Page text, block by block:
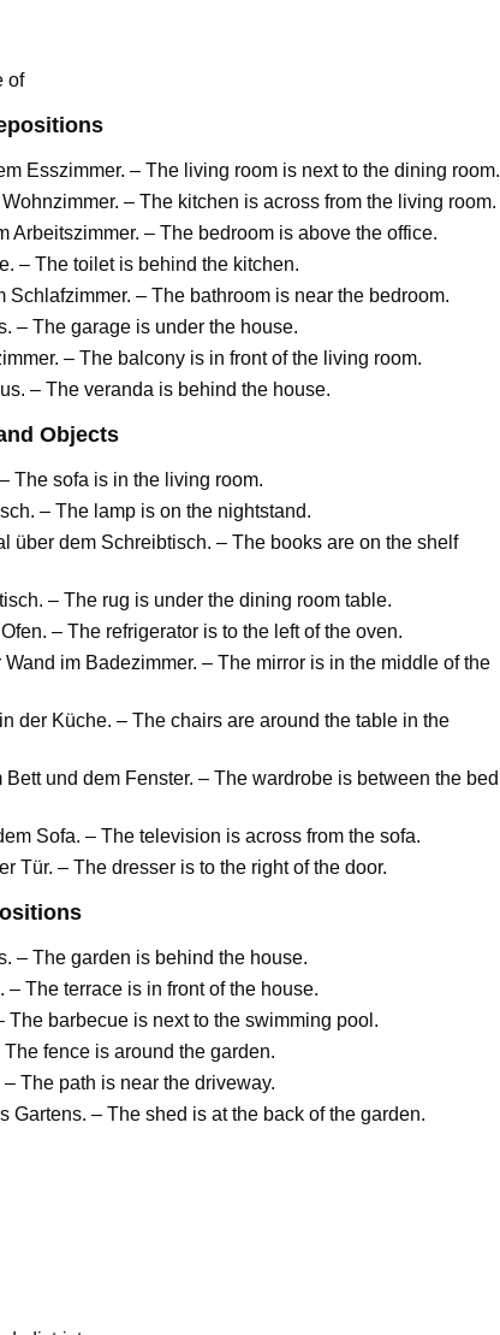
of
Esszimmer. – The living room is next to the dining room.
– The kitchen is across from the living room.
Arbeitszimmer. – The bedroom is above the office.
– The toilet is behind the kitchen.
Schlafzimmer. – The bathroom is near the bedroom.
– The garage is under the house.
– The balcony is in front of the living room.
– The veranda is behind the house.
Objects
The sofa is in the living room.
– The lamp is on the nightstand.
über dem Schreibtisch. – The books are on the shelf
– The rug is under the dining room table.
– The refrigerator is to the left of the oven.
im Badezimmer. – The mirror is in the middle of the
der Küche. – The chairs are around the table in the
und dem Fenster. – The wardrobe is between the bed
Sofa. – The television is across from the sofa.
Tür. – The dresser is to the right of the door.
– The garden is behind the house.
– The terrace is in front of the house.
The barbecue is next to the swimming pool.
fence is around the garden.
The path is near the driveway.
Gartens. – The shed is at the back of the garden.